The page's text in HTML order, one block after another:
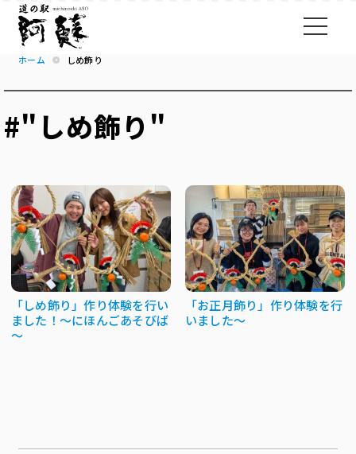
ホーム しめ飾り
#"しめ飾り"
「しめ飾り」作り体験を行い
ました！～にほんごあそびば
～
「お正月飾り」作り体験を行
いました～